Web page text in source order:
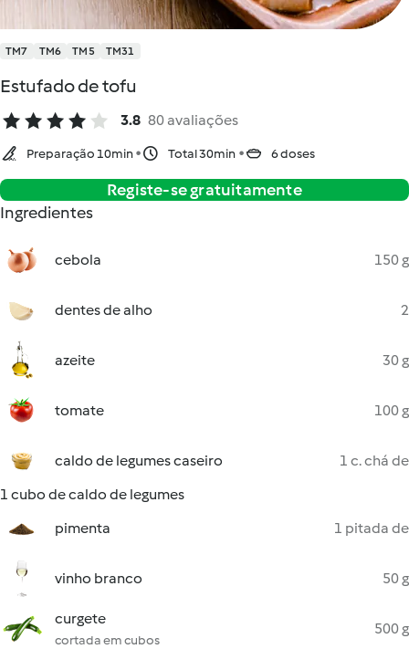
TM7 TM6 TM5 TM31
Estufado de tofu
3.8 80 avaliações
Preparação 10min Total 30min 6 doses
Registe-se gratuitamente
Ingredientes
cebola 150 g
dentes de alho 2
azeite 30 g
tomate 100 g
caldo de legumes caseiro
1 c. chá de
1 cubo de caldo de legumes
pimenta
1 pitada de
vinho branco 50 g
curgete
cortada em cubos
500 g